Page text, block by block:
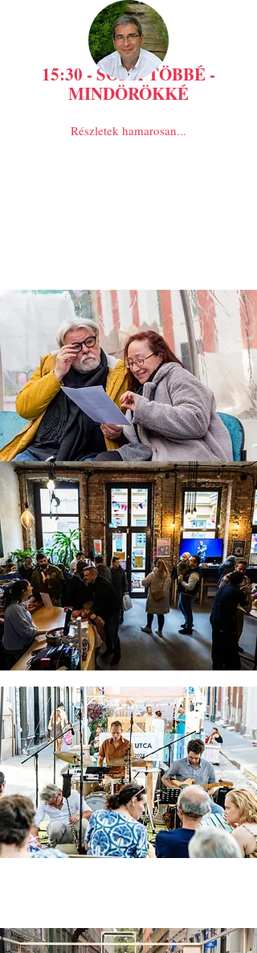
15:30 - SOHA TÖBBÉ -
MINDÖRÖKKÉ
Részletek hamarosan...